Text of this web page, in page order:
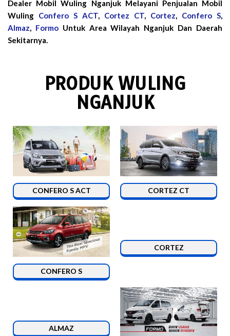
Dealer Mobil Wuling Nganjuk Melayani Penjualan Mobil
Wuling Confero S ACT Cortez CT Cortez Confero S
Almaz
FormoUntuk Area Wilayah Nganjuk Dan Daerah
Sekitarnya.
PRODUK WULING
NGANJUK
CONFERO S ACT CORTEZ CT
CONFERO S
CORTEZ
ALMAZ